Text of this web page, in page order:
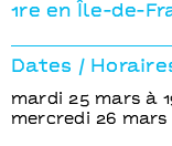
1re en Île-de-
Dates /
mardi 25 mars à
mercredi 26 mars